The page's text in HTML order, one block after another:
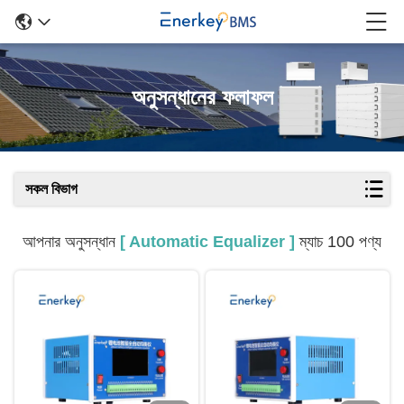
অনুসন্ধানের ফলাফল
সকল বিভাগ
আপনার অনুসন্ধান [ Automatic Equalizer ] ম্যাচ 100 পণ্য